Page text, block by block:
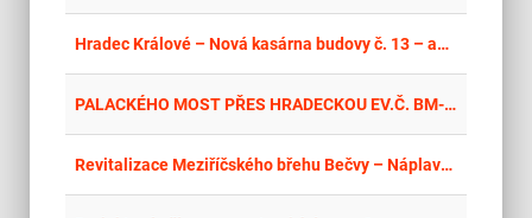
Hradec Králové – Nová kasárna budovy č. 13 – adaptace prostor na kanceláře včetně sítí KIS - PD
PALACKÉHO MOST PŘES HRADECKOU EV.Č. BM-021 – DPZ+PDPS+AD
Revitalizace Meziříčského břehu Bečvy – Náplavka